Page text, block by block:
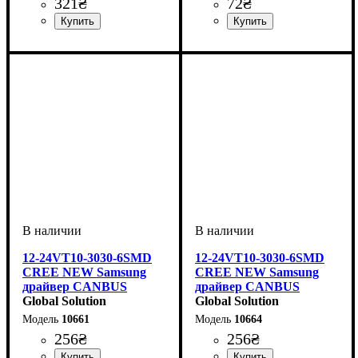
шт.
Освещение салона
Samsung
SMD
шт.
12-24VT10-3030-6SMD
CREE NEW Samsung
драйвер CANBUS
сверхъяркий (аналог
лампы W5W)Красный
Global Solution
10661
256₴
12-24VT10-3030-6SMD
CREE NEW Samsung
драйвер CANBUS
сверхъяркий (аналог
лампы W5W)Желтый
Global Solution
10664
256₴